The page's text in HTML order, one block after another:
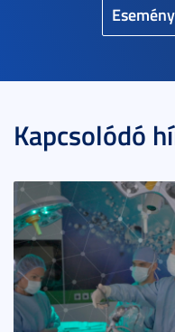
Kapcsolódó